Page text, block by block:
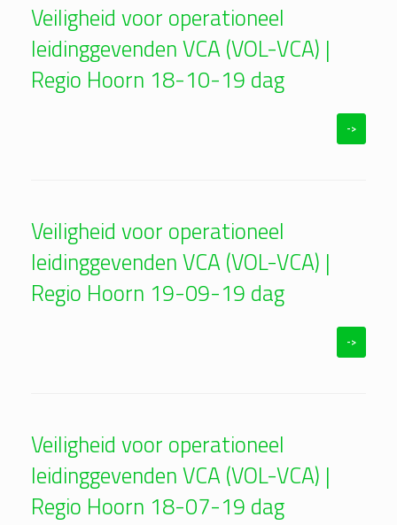
Veiligheid voor operationeel
leidinggevenden VCA (VOL-VCA) |
Regio Hoorn 18-10-19 dag
->
Veiligheid voor operationeel
leidinggevenden VCA (VOL-VCA) |
Regio Hoorn 19-09-19 dag
->
Veiligheid voor operationeel
leidinggevenden VCA (VOL-VCA) |
Regio Hoorn 18-07-19 dag